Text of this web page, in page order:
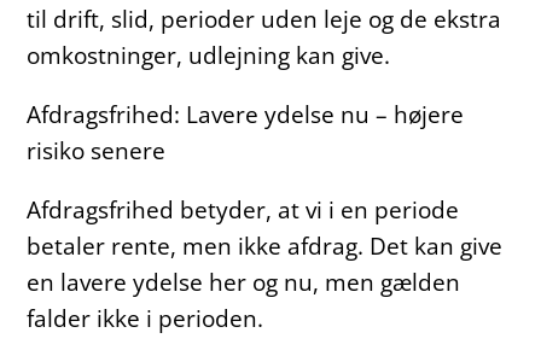
til drift, slid, perioder uden leje og de ekstra
omkostninger, udlejning kan give.
Afdragsfrihed: Lavere ydelse nu – højere
risiko senere
Afdragsfrihed betyder, at vi i en periode
betaler rente, men ikke afdrag. Det kan give
en lavere ydelse her og nu, men gælden
falder ikke i perioden.